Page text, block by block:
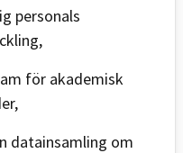
personals
för akademisk
datainsamling om